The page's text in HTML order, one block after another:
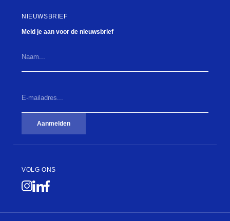
NIEUWSBRIEF
Meld je aan voor de nieuwsbrief
mailadres...
Aanmelden
VOLG ONS